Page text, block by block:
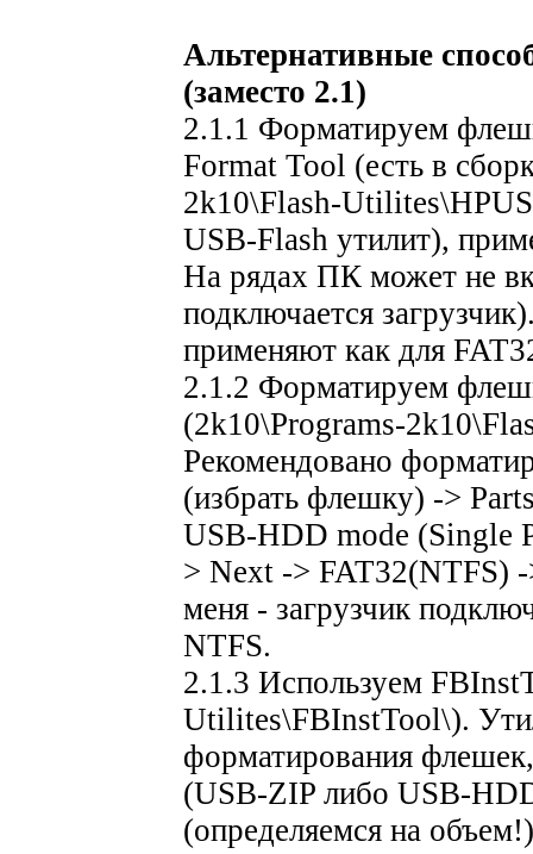
Альтернативные
(заместо 2.1)
2.1.1 Форматируем
Format Tool (есть в
2k10\Flash-
USB-Flash утилит),
На рядах ПК может не
подключается
применяют как для
2.1.2 Форматируем
(2k10\Programs-
Рекомендовано
(избрать флешку) ->
USB-HDD mode (Single
> Next -> FAT32(NTFS) -
меня - загрузчик
NTFS.
2.1.3 Используем
Utilites\FBInstTool\).
форматирования
(USB-ZIP либо USB-
(определяемся на